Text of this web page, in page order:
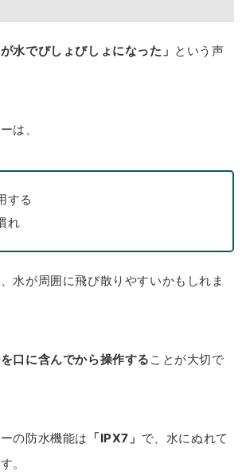
水でびしょびしょになった」 という声
は、
する
れ
水が周囲に飛び散りやすいかもしれま
口に含んでから操作する ことが大切で
の防水機能は 「IPX7」 で、水にぬれて
。